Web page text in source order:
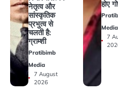
नेतृत्व और
सांस्कृतिक
प्रभुत्व से
चलती है:
ग्राम्शी
Pratibimb
Media
7 August
2026
होए
Media
7